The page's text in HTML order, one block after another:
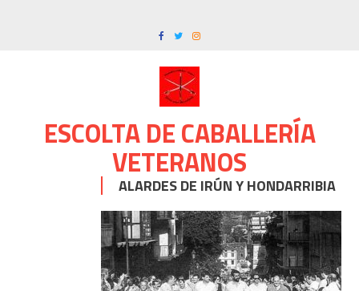
ESCOLTA DE CABALLERÍA
VETERANOS
ALARDES DE IRÚN Y HONDARRIBIA